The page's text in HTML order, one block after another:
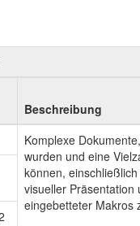
Beschreibung
Komplexe
wurden und eine
können,
visueller Präsentation
eingebetteter Makros